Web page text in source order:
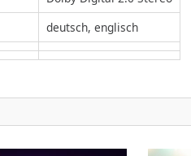
deutsch, englisch